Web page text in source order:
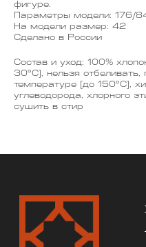
фигуре.
Параметры модели: 176/
На модели размер: 42
Сделано в России
Состав и уход: 100%
30°C), нельзя отбеливать,
температуре (до 150°C),
углеводорода, хлорного
сушить в стир
ОРГАНИЗАЦИЯ
ООО «САРТОРИЯ»
ИНН 77 300 279 904
ОГРН 122 770 032 385
Служба поддержки
Договор оферты
Политика конфиденциальности